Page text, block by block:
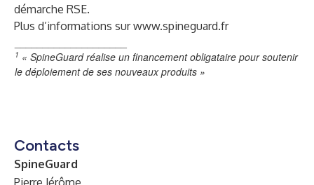
démarche RSE.
Plus d’informations surwww.spineguard.fr
1 « SpineGuard réalise un financement obligataire pour soutenir
le déploiement de ses nouveaux produits »
Contacts
SpineGuard
Pierre Jérôme